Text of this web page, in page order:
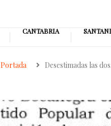
CANTABRIA
Portada Desestimadas las